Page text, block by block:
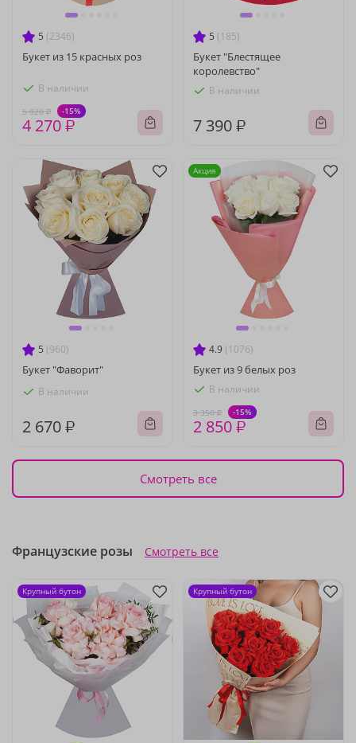
5 (2346)
Букет из 15 красных роз
В наличии
5 020 ₽ -15%
4 270 ₽
5 (185)
Букет "Блестящее
королевство"
В наличии
7 390 ₽
5 (960)
Букет "Фаворит"
В наличии
2 670 ₽
4.9 (1076)
Букет из 9 белых роз
В наличии
3 350 ₽ -15%
2 850 ₽
Акция
Смотреть все
Французские розы Смотреть все
Крупный бутон Крупный бутон